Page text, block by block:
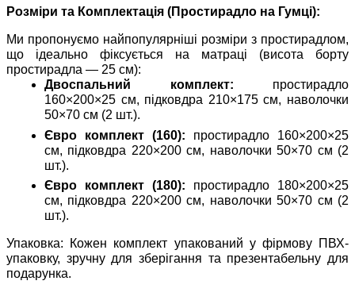
Розміри та Комплектація (Простирадло на Гумці):
Ми пропонуємо найпопулярніші розміри з простирадлом,
що ідеально фіксується на матраці (висота борту
простирадла — 25 см):
Двоспальний комплект: простирадло
160×200×25 см, підковдра 210×175 см, наволочки
50×70 см (2 шт.).
Євро комплект (160): простирадло 160×200×25
см, підковдра 220×200 см, наволочки 50×70 см (2
шт.).
Євро комплект (180): простирадло 180×200×25
см, підковдра 220×200 см, наволочки 50×70 см (2
шт.).
Упаковка: Кожен комплект упакований у фірмову ПВХ-
упаковку, зручну для зберігання та презентабельну для
подарунка.